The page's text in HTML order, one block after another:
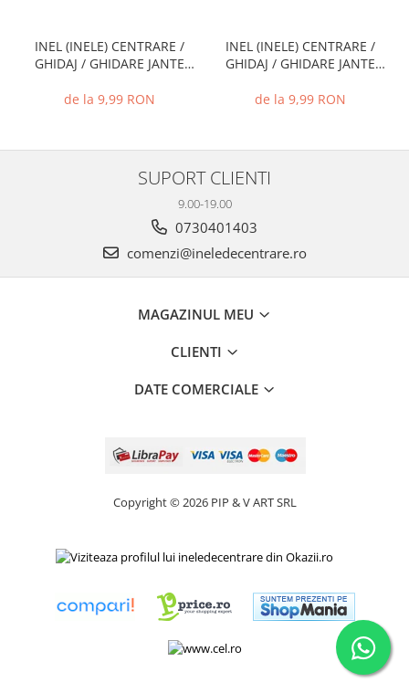
INEL (INELE) CENTRARE /
GHIDAJ / GHIDARE JANTE
de la 9,99 RON
INEL (INELE) CENTRARE /
GHIDAJ / GHIDARE JANTE
de la 9,99 RON
SUPORT CLIENTI
9.00-19.00
0730401403
comenzi@ineledecentrare.ro
MAGAZINUL MEU
CLIENTI
DATE COMERCIALE
Copyright © 2026 PIP & V ART SRL